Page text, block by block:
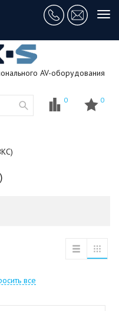
AV-оборудования
0 0
все